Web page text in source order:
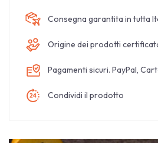
Consegna garantita in tutta
Origine dei prodotti
Pagamenti sicuri. PayPal,
Condividi il prodotto